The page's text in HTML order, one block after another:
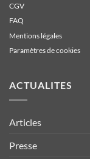
CGV
FAQ
Mentions légales
Paramètres de cookies
ACTUALITES
Articles
Presse